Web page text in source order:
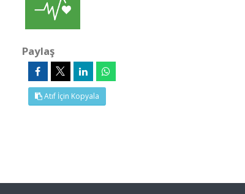
Paylaş
Atıf İçin Kopyala